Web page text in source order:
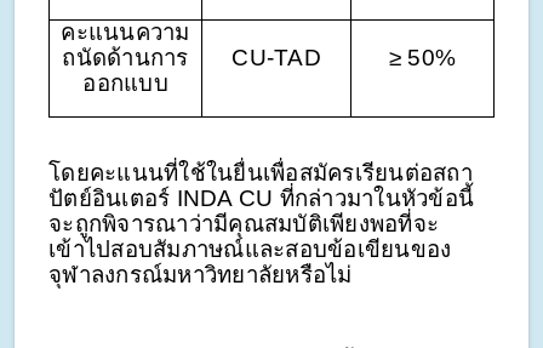
คะแนนความ
ถนัดด้านการ
ออกแบบ
CU-TAD ≥ 50%
โดยคะแนนที่ใช้ในยื่นเพื่อสมัครเรียนต่อสถา
ปัตย์อินเตอร์ INDA CU ที่กล่าวมาในหัวข้อนี้
จะถูกพิจารณาว่ามีคุณสมบัติเพียงพอที่จะ
เข้าไปสอบสัมภาษณ์และสอบข้อเขียนของ
จุฬาลงกรณ์มหาวิทยาลัยหรือไม่